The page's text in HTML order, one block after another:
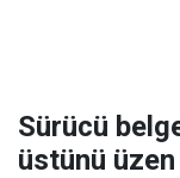
Sürücü
üstünü